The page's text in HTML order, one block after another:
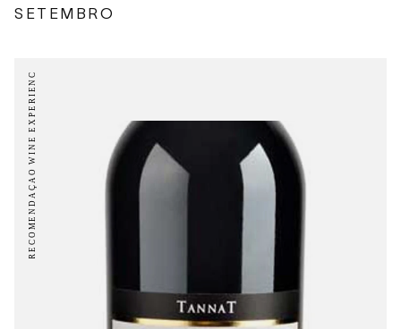
SETEMBRO